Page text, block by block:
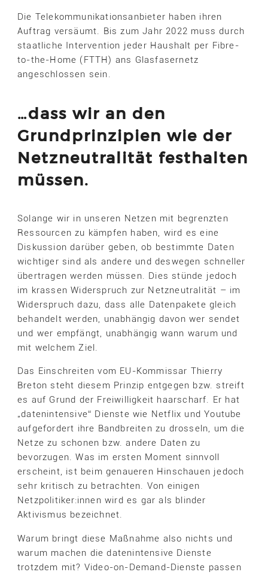
Die Telekommunikationsanbieter haben ihren
Auftrag versäumt. Bis zum Jahr 2022 muss durch
staatliche Intervention jeder Haushalt per Fibre-
to-the-Home (FTTH) ans Glasfasernetz
angeschlossen sein.
…dass wir an den
Grundprinzipien wie der
Netzneutralität festhalten
müssen.
Solange wir in unseren Netzen mit begrenzten
Ressourcen zu kämpfen haben, wird es eine
Diskussion darüber geben, ob bestimmte Daten
wichtiger sind als andere und deswegen schneller
übertragen werden müssen. Dies stünde jedoch
im krassen Widerspruch zur Netzneutralität – im
Widerspruch dazu, dass alle Datenpakete gleich
behandelt werden, unabhängig davon wer sendet
und wer empfängt, unabhängig wann warum und
mit welchem Ziel.
Das Einschreiten vom EU-Kommissar Thierry
Breton steht diesem Prinzip entgegen bzw. streift
es auf Grund der Freiwilligkeit haarscharf. Er hat
„datenintensive“ Dienste wie Netflix und Youtube
aufgefordert ihre Bandbreiten zu drosseln, um die
Netze zu schonen bzw. andere Daten zu
bevorzugen. Was im ersten Moment sinnvoll
erscheint, ist beim genaueren Hinschauen jedoch
sehr kritisch zu betrachten. Von einigen
Netzpolitiker:innen wird es gar als blinder
Aktivismus bezeichnet.
Warum bringt diese Maßnahme also nichts und
warum machen die datenintensive Dienste
trotzdem mit? Video-on-Demand-Dienste passen